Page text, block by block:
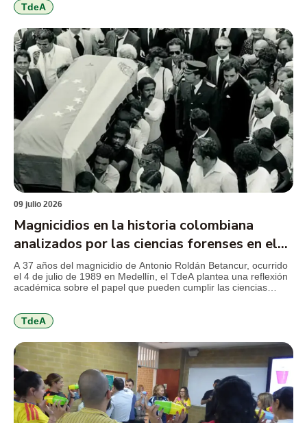
ciberseguridad, hacking ético y resolución de problemas
técnicos. El […]
TdeA
09 julio 2026
Magnicidios en la historia colombiana
analizados por las ciencias forenses en el
TdeA
A 37 años del magnicidio de Antonio Roldán Betancur, ocurrido
el 4 de julio de 1989 en Medellín, el TdeA plantea una reflexión
académica sobre el papel que pueden cumplir las ciencias
la justicia, la […]
TdeA